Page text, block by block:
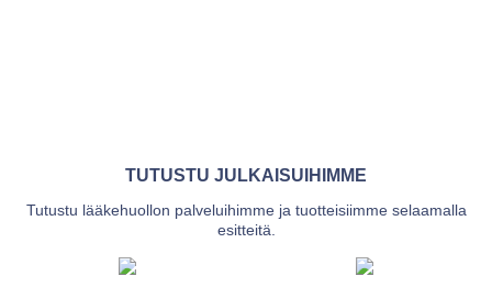
TUTUSTU JULKAISUIHIMME
Tutustu lääkehuollon palveluihimme ja tuotteisiimme selaamalla
esitteitä.